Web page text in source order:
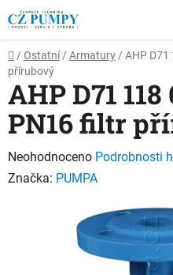
Přejít
na
obsah
Domů
/ Ostatní / Armatury / AHP D71
přírubový
AHP D71 118
PN16 filtr
Průměrné
hodnocení
Neohodnoceno Podrobnosti
Značka: PUMPA